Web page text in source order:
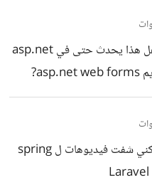
[@Mustafa_Suleiman] هل هذا يحدث حتى في asp.net
[@Mustafa_Suleiman] لكني شفت فيديوهات ل spring